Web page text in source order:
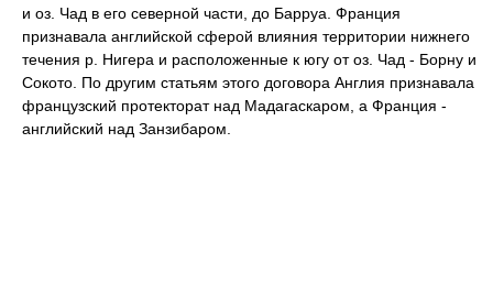
и оз. Чад в его северной части, до Барруа. Франция
признавала английской сферой влияния территории нижнего
течения р. Нигера и расположенные к югу от оз. Чад - Борну и
Сокото. По другим статьям этого договора Англия признавала
французский протекторат над Мадагаскаром, а Франция -
английский над Занзибаром.